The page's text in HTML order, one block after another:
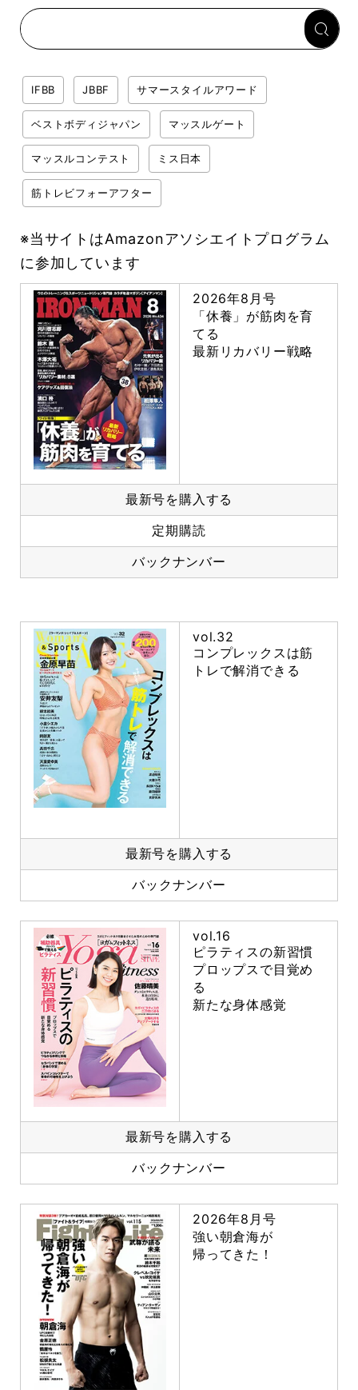
回復メシとは？
IFBB JBBF サマースタイルアワード
ベストボディジャパン マッスルゲート
マッスルコンテスト ミス日本
筋トレビフォーアフター
※当サイトはAmazonアソシエイトプログラム
に参加しています
2026年8月号
「休養」が筋肉を育
てる
最新リカバリー戦略
最新号を購入する
定期購読
バックナンバー
vol.32
コンプレックスは筋
トレで解消できる
最新号を購入する
バックナンバー
vol.16
ピラティスの新習慣
プロップスで目覚め
る
新たな身体感覚
最新号を購入する
バックナンバー
2026年8月号
強い朝倉海が
帰ってきた！